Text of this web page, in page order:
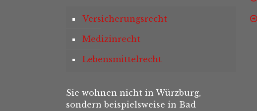
Versicherungsrecht
Medizinrecht
Lebensmittelrecht
Sie wohnen nicht in Würzburg,
sondern beispielsweise in Bad